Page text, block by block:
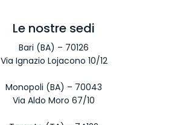
Le nostre sedi
Bari (BA) – 70126
Via Ignazio Lojacono 10/12
Monopoli (BA) – 70043
Via Aldo Moro 67/10